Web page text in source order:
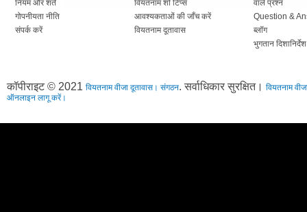
नियम और शर्तें
गोपनीयता नीति
संपर्क करें
वियतनाम शो टिप्स
आवश्यकताओं की जाँच करें
वियतनाम दूतावास
वाले प्रश्न
Question &
ब्लॉग
भुगतान दिशानिर्देश
कॉपीराइट © 2021 वियतनाम वीजा दूतावास। संगठन. सर्वाधिकार सुरक्षित। वियतनाम
ऑनलाइन लागू करें।